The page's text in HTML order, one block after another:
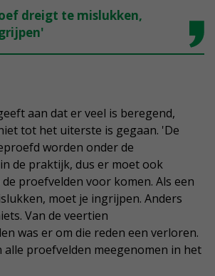
dreigt te mislukken,
aan dat er veel is beregend,
tot het uiterste is gegaan. 'De
worden onder de
de praktijk, dus er moet ook
proefvelden voor komen. Als een
moet je ingrijpen. Anders
Van de veertien
was er om die reden een verloren.
alle proefvelden meegenomen in het